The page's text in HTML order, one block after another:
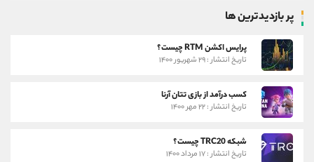
پر بازدیدترین ها
پرایس اکشن RTM چیست؟
تاریخ انتشار : ۲۹ شهریور ۱۴۰۰
کسب درآمد از بازی تتان آرنا
تاریخ انتشار : ۲۲ مهر ۱۴۰۰
شبکه TRC20 چیست؟
تاریخ انتشار : ۱۷ مرداد ۱۴۰۰